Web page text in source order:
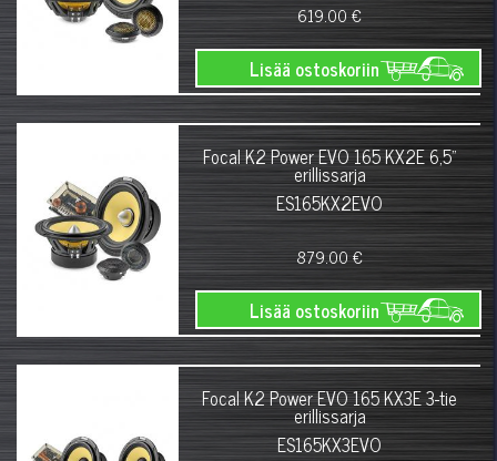
619.00 €
Lisää ostoskoriin
Focal K2 Power EVO 165 KX2E 6,5"
erillissarja
ES165KX2EVO
879.00 €
Lisää ostoskoriin
Focal K2 Power EVO 165 KX3E 3-tie
erillissarja
ES165KX3EVO